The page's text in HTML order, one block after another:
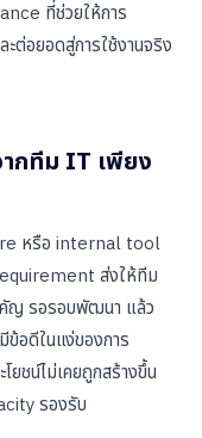
ที่ช่วยให้การ
ต่อยอดสู่การใช้งานจริง
กทีม IT เพียง
หรือ internal tool
ส่งให้ทีม
คัญ รอรอบพัฒนา แล้ว
ข้อดีในแง่ของการ
ยชน์ไม่เคยถูกสร้างขึ้น
รองรับ